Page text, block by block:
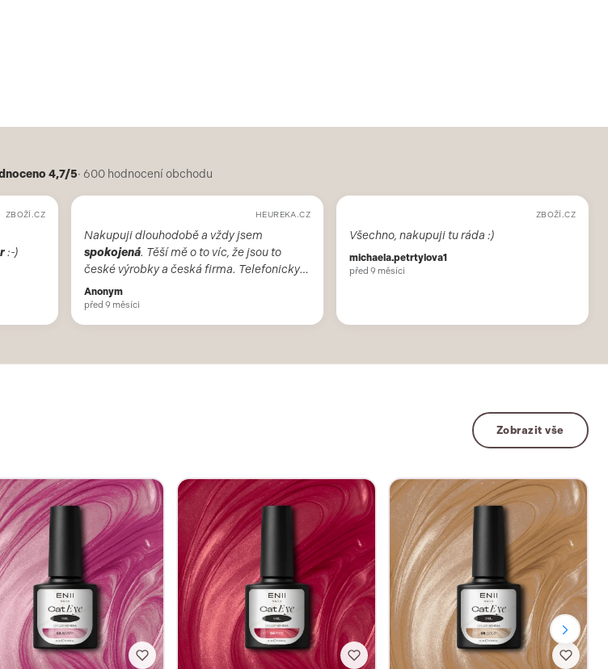
4,7/5· 600 hodnocení obchodu
ZBOŽÍ.CZ
:-)
HEUREKA.CZ
Nakupuji dlouhodobě a vždy jsem
spokojená. Těší mě o to víc, že jsou to
české výrobky a česká firma. Telefonicky
vždy příjemní. Děkuji a doporučuji. Škoda,
že už není obchod v Brně.
Anonym
před 9 měsíci
ZBOŽÍ.CZ
Všechno, nakupuji tu ráda :)
michaela.petrtylova1
před 9 měsíci
Zobrazit vše